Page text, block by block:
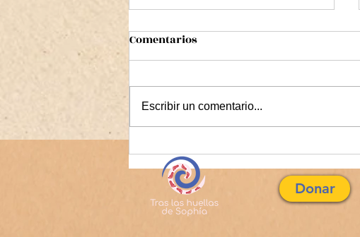
CANTO DE AMOR A LA
CREACIÓN
Comentarios
Escribir un comentario...
Donar